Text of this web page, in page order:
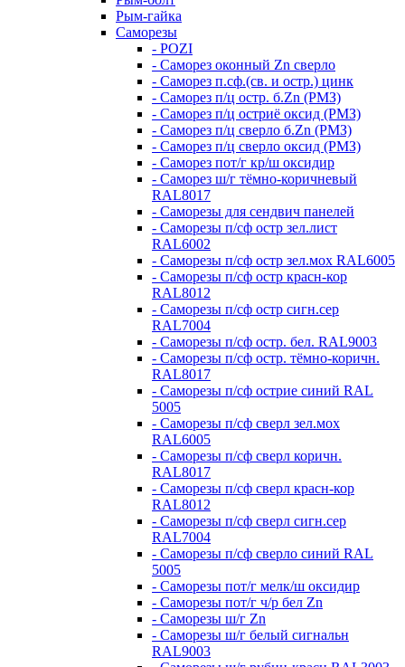
Рым-гайка
Саморезы
- POZI
- Саморез оконный Zn сверло
- Саморез п.сф.(св. и остр.) цинк
- Саморез п/ц остр. б.Zn (РМЗ)
- Саморез п/ц остриё оксид (РМЗ)
- Саморез п/ц сверло б.Zn (РМЗ)
- Саморез п/ц сверло оксид (РМЗ)
- Саморез пот/г кр/ш оксидир
- Саморез ш/г тёмно-коричневый
RAL8017
- Саморезы для сендвич панелей
- Саморезы п/сф остр зел.лист
RAL6002
- Саморезы п/сф остр зел.мох RAL6005
- Саморезы п/сф остр красн-кор
RAL8012
- Саморезы п/сф остр сигн.сер
RAL7004
- Саморезы п/сф остр. бел. RAL9003
- Саморезы п/сф остр. тёмно-коричн.
RAL8017
- Саморезы п/сф острие синий RAL
5005
- Саморезы п/сф сверл зел.мох
RAL6005
- Саморезы п/сф сверл коричн.
RAL8017
- Саморезы п/сф сверл красн-кор
RAL8012
- Саморезы п/сф сверл сигн.сер
RAL7004
- Саморезы п/сф сверло синий RAL
5005
- Саморезы пот/г мелк/ш оксидир
- Саморезы пот/г ч/р бел Zn
- Саморезы ш/г Zn
- Саморезы ш/г белый сигнальн
RAL9003